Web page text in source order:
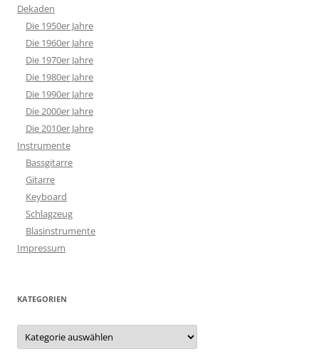
Dekaden
Die 1950er Jahre
Die 1960er Jahre
Die 1970er Jahre
Die 1980er Jahre
Die 1990er Jahre
Die 2000er Jahre
Die 2010er Jahre
Instrumente
Bassgitarre
Gitarre
Keyboard
Schlagzeug
Blasinstrumente
Impressum
KATEGORIEN
Kategorien